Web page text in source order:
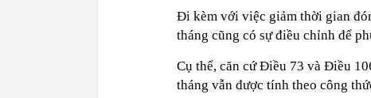
Đi kèm với việc giảm thời gian
tháng cũng có sự điều chỉnh để
Cụ thể, căn cứ Điều 73 và Điều
tháng vẫn được tính theo công